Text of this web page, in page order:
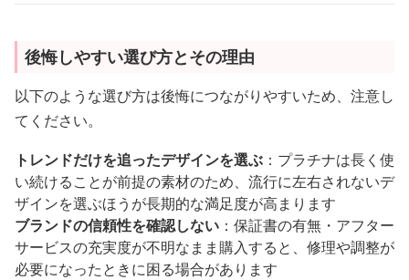
後悔しやすい選び方とその理由
以下のような選び方は後悔につながりやすいため、注意し
てください。
トレンドだけを追ったデザインを選ぶ ：プラチナは長く使
い続けることが前提の素材のため、流行に左右されないデ
ザインを選ぶほうが長期的な満足度が高まります
ブランドの信頼性を確認しない ：保証書の有無・アフター
サービスの充実度が不明なまま購入すると、修理や調整が
必要になったときに困る場合があります